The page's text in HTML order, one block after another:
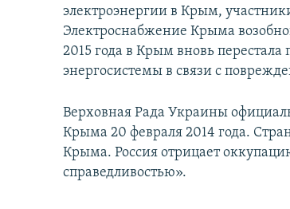
электроэнергии в Крым,
Электроснабжение Крыма
2015 года в Крым вновь перестала
энергосистемы в связи с
Верховная Рада Украины
Крыма 20 февраля 2014 года.
Крыма. Россия отрицает
справедливостью».